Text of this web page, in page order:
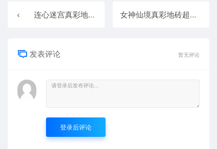
连心迷宫真彩地砖超清传奇地图素材+工具202511211 女神仙境真彩地砖超清传奇地图素材+工具202511213
发表评论 暂无评论
登录后评论